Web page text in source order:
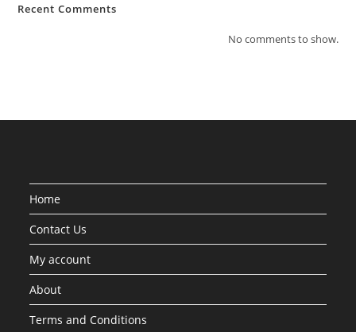
Recent Comments
No comments to show.
Home
Contact Us
My account
About
Terms and Conditions